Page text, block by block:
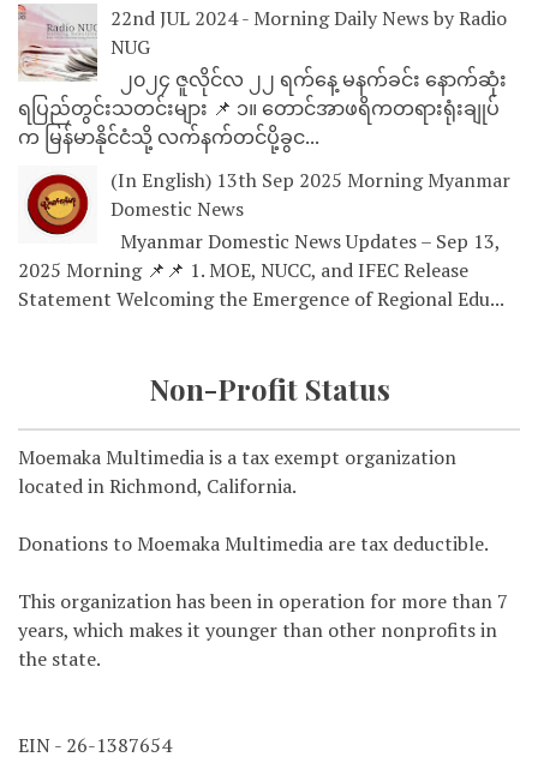
22nd JUL 2024 - Morning Daily News by Radio
NUG
၂၀၂၄ ဇူလိုင်လ ၂၂ ရက်နေ့ မနက်ခင်း နောက်ဆုံး
ရပြည်တွင်းသတင်းများ 📌 ၁။ တောင်အာဖရိကတရားရုံးချုပ်
က မြန်မာနိုင်ငံသို့ လက်နက်တင်ပို့ခွင...
(In English) 13th Sep 2025 Morning Myanmar
Domestic News
Myanmar Domestic News Updates – Sep 13,
2025 Morning 📌📌 1. MOE, NUCC, and IFEC Release
Statement Welcoming the Emergence of Regional Edu...
Non-Profit Status
Moemaka Multimedia is a tax exempt organization
located in Richmond, California.
Donations to Moemaka Multimedia are tax deductible.
This organization has been in operation for more than 7
years, which makes it younger than other nonprofits in
the state.
EIN - 26-1387654